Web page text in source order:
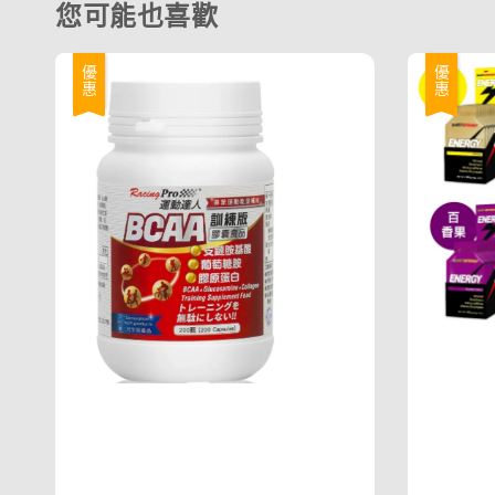
您可能也喜歡
優惠 優惠